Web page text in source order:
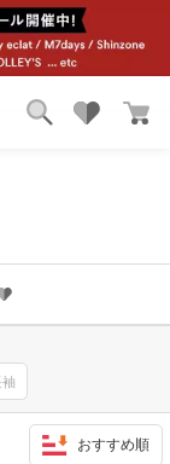
おすすめ順